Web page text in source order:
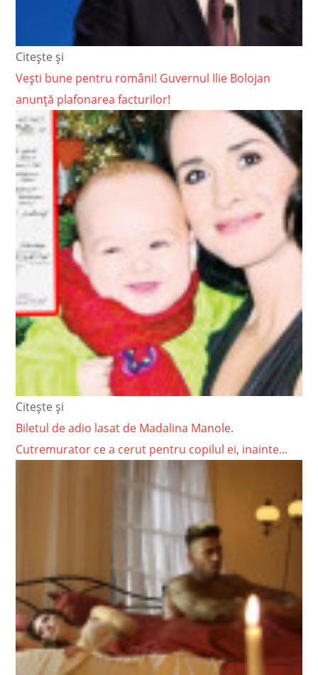
Citește și
Vești bune pentru români! Guvernul Ilie Bolojan
anunță plafonarea facturilor!
Citește și
Biletul de adio lasat de Madalina Manole.
Cutremurator ce a cerut pentru copilul ei, inainte...